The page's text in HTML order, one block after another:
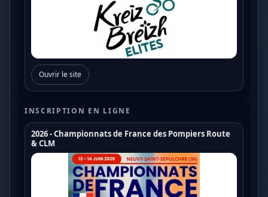
Coupe de France Cyclo Cross
Coupe de France N1
Coupe de France N2
Coupe de France N3
Coupe de France U17
Coupe de France U19
Trophée de France
Ouvrir le site
INSCRIPTION EN LIGNE
2026 - Championnats de France des Pompiers Route
& CLM